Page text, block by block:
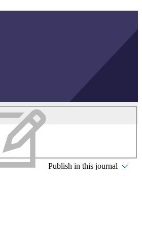
Publish in this journal